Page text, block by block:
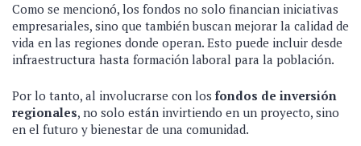
Como se mencionó, los fondos no solo financian iniciativas
empresariales, sino que también buscan mejorar la calidad de
vida en las regiones donde operan. Esto puede incluir desde
infraestructura hasta formación laboral para la población.
Por lo tanto, al involucrarse con los fondos de inversión
regionales, no solo están invirtiendo en un proyecto, sino
en el futuro y bienestar de una comunidad.